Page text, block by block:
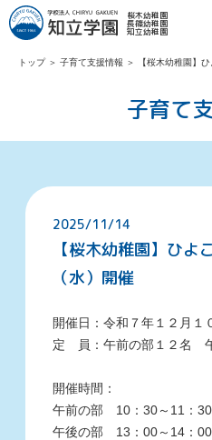
桜木幼稚園
長篠幼稚園
知立幼稚園
トップ ＞ 子育て支援情報 ＞ 【桜木幼稚園】
子育て
2025/11/14
【桜木幼稚園】ひよ
（水）開催
開催日： 令和７年１２月１
定 員：午前の部１２名
開催時間：
午前の部 10：30～11：
午後の部 13：00～14：